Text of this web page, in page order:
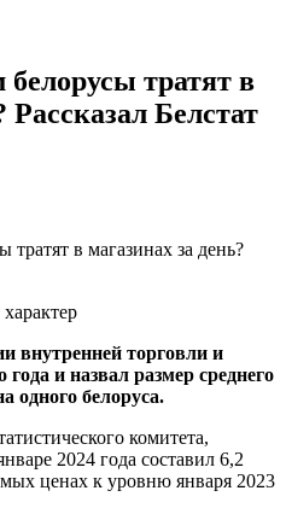
тратят в
Рассказал Белстат
внутренней торговли и
и назвал размер среднего
одного белоруса.
комитета,
2024 года составил 6,2
ценах к уровню января 2023